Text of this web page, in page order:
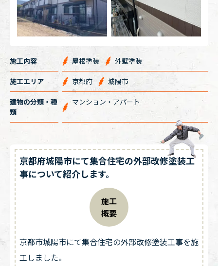
施工内容 屋根塗装 外壁塗装
施工エリア 京都府 城陽市
建物の分類・種
類
マンション・アパート
京都府城陽市にて集合住宅の外部改修塗装工
事について紹介します。
施工
概要
京都市城陽市にて集合住宅の外部改修塗装工事を施
工しました。